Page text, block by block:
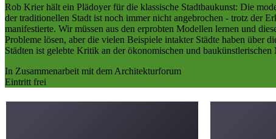
Rob Krier hält ein Plädoyer für die klassische Stadtbaukunst: Die
der traditionellen Stadt ist noch immer nicht angebrochen - trotz
manifestierte. Wir müssen aus den erprobten Modellen lernen und
Probleme lösen, aber die vielen Beispiele intakter Städte haben
Städten ist gelebte Kritik an der ökonomischen und
In Zusammenarbeit mit dem Architekturforum
Eintritt frei